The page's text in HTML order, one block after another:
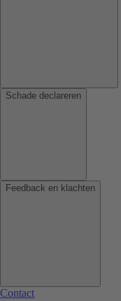
Schade declareren
Feedback en klachten
Contact